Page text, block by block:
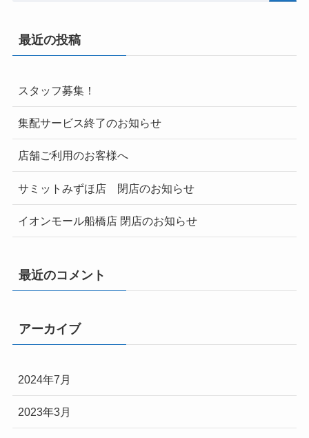
最近の投稿
スタッフ募集！
集配サービス終了のお知らせ
店舗ご利用のお客様へ
サミットみずほ店 閉店のお知らせ
イオンモール船橋店 閉店のお知らせ
最近のコメント
アーカイブ
2024年7月
2023年3月